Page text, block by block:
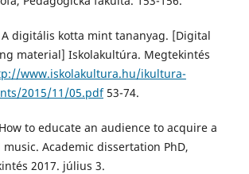
A digitális kotta mint tananyag. [Digital
material] Iskolakultúra. Megtekintés
www.iskolakultura.hu/ikultura-
2015/11/05.pdf53-74.
to educate an audience to acquire a
Academic dissertation PhD,
2017. július 3.